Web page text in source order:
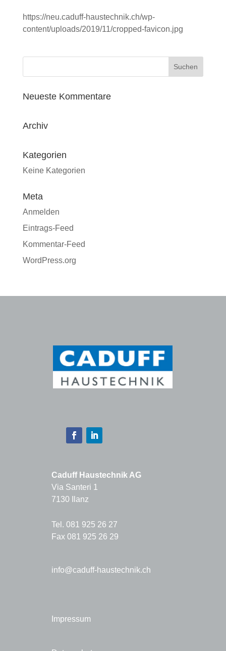
https://neu.caduff-haustechnik.ch/wp-
content/uploads/2019/11/cropped-favicon.jpg
Neueste Kommentare
Archiv
Kategorien
Keine Kategorien
Meta
Anmelden
Eintrags-Feed
Kommentar-Feed
WordPress.org
Caduff Haustechnik AG
Via Santeri 1
7130 Ilanz
Tel. 081 925 26 27
Fax 081 925 26 29
info@caduff-haustechnik.ch
Impressum